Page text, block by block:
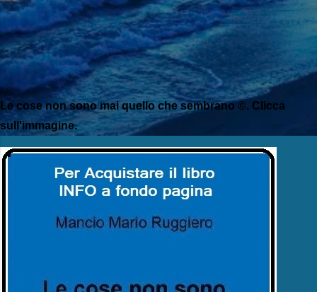
Le cose non sono mai quello che sembrano ©. Clicca
sull'immagine.